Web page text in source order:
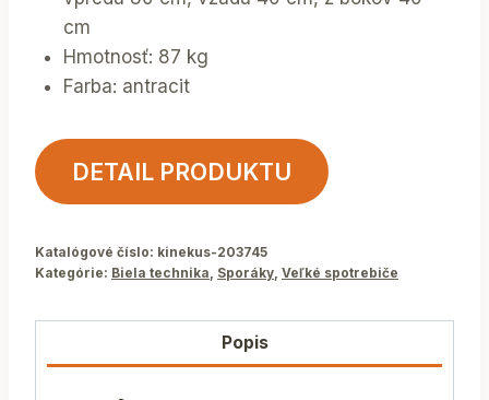
cm
Hmotnosť: 87 kg
Farba: antracit
DETAIL PRODUKTU
Katalógové číslo: kinekus-203745
Kategórie: Biela technika, Sporáky, Veľké spotrebiče
Popis